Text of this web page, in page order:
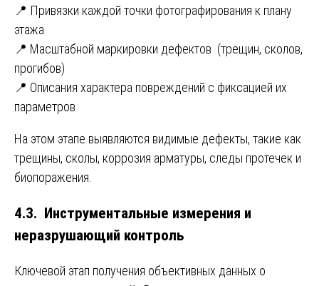
📍 Привязки каждой точки фотографирования к плану
этажа
📍 Масштабной маркировки дефектов (трещин, сколов,
прогибов)
📍 Описания характера повреждений с фиксацией их
параметров
На этом этапе выявляются видимые дефекты, такие как
трещины, сколы, коррозия арматуры, следы протечек и
биопоражения.
4.3. Инструментальные измерения и
неразрушающий контроль
Ключевой этап получения объективных данных о